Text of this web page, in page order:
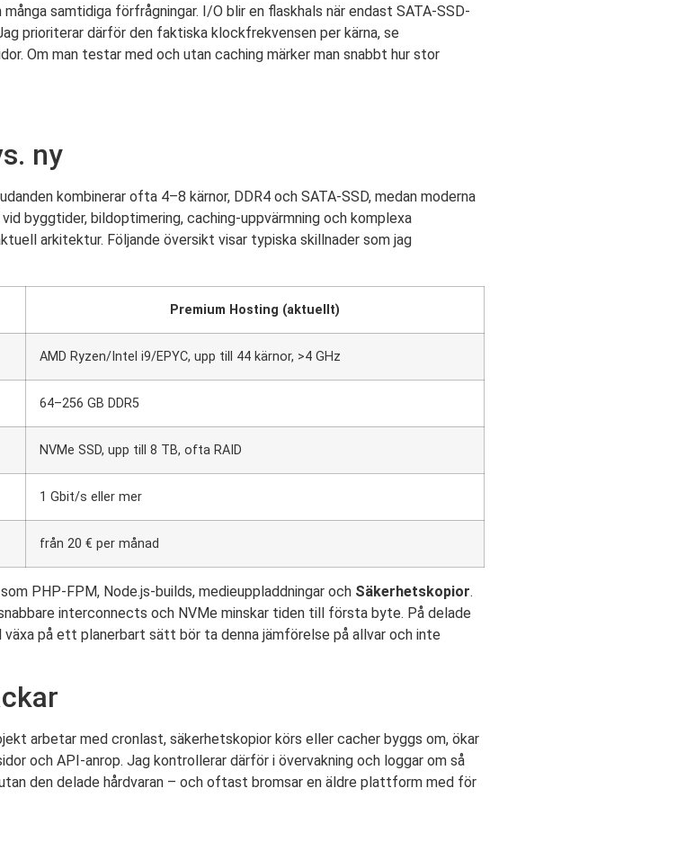
samtidiga förfrågningar. I/O blir en flaskhals när endast SATA-SSD-
prioriterar därför den faktiska klockfrekvensen per kärna, se
Om man testar med och utan caching märker man snabbt hur stor
ny
kombinerar ofta 4–8 kärnor, DDR4 och SATA-SSD, medan moderna
byggtider, bildoptimering, caching-uppvärmning och komplexa
arkitektur. Följande översikt visar typiska skillnader som jag
Premium Hosting (aktuellt)
AMD Ryzen/Intel i9/EPYC, upp till 44 kärnor, >4 GHz
64–256 GB DDR5
NVMe SSD, upp till 8 TB, ofta RAID
1 Gbit/s eller mer
från 20 € per månad
PHP-FPM, Node.js-builds, medieuppladdningar och Säkerhetskopior.
interconnects och NVMe minskar tiden till första byte. På delade
på ett planerbart sätt bör ta denna jämförelse på allvar och inte
arbetar med cronlast, säkerhetskopior körs eller cacher byggs om, ökar
och API-anrop. Jag kontrollerar därför i övervakning och loggar om så
den delade hårdvaran – och oftast bromsar en äldre plattform med för